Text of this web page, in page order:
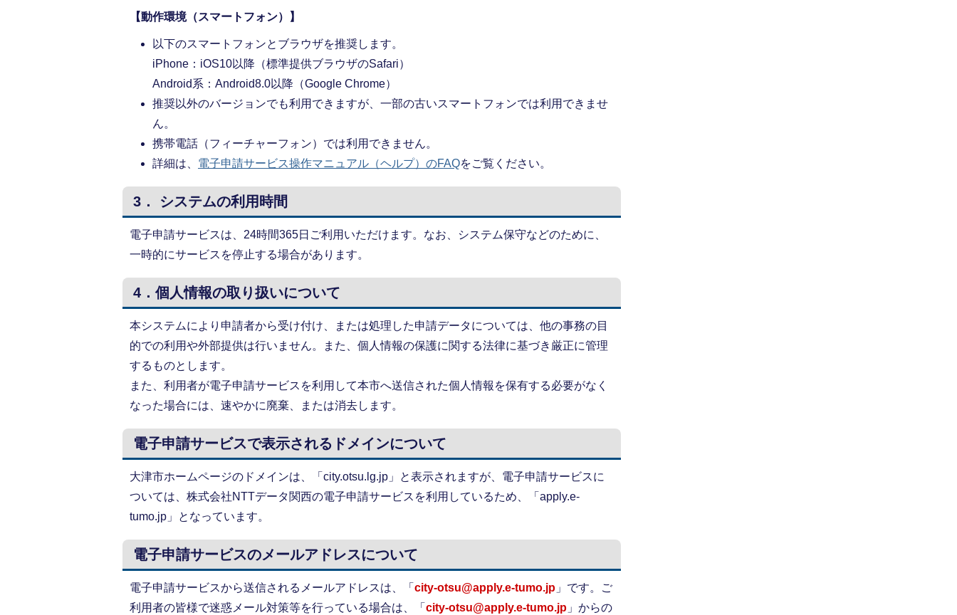
【動作環境（スマートフォン）】
以下のスマートフォンとブラウザを推奨します。
iPhone：iOS10以降（標準提供ブラウザのSafari）
Android系：Android8.0以降（Google Chrome）
推奨以外のバージョンでも利用できますが、一部の古いスマートフォンでは利用できませ
ん。
携帯電話（フィーチャーフォン）では利用できません。
詳細は、 電子申請サービス操作マニュアル（ヘルプ）のFAQをご覧ください。
3． システムの利用時間
電子申請サービスは、24時間365日ご利用いただけます。なお、システム保守などのために、
一時的にサービスを停止する場合があります。
4．個人情報の取り扱いについて
本システムにより申請者から受け付け、または処理した申請データについては、他の事務の目
的での利用や外部提供は行いません。また、個人情報の保護に関する法律に基づき厳正に管理
するものとします。
また、利用者が電子申請サービスを利用して本市へ送信された個人情報を保有する必要がなく
なった場合には、速やかに廃棄、または消去します。
電子申請サービスで表示されるドメインについて
大津市ホームページのドメインは、「city.otsu.lg.jp」と表示されますが、電子申請サービスに
ついては、株式会社NTTデータ関西の電子申請サービスを利用しているため、「apply.e-
tumo.jp」となっています。
電子申請サービスのメールアドレスについて
電子申請サービスから送信されるメールアドレスは、「 city-otsu@apply.e-tumo.jp 」です。ご
利用者の皆様で迷惑メール対策等を行っている場合は、「 city-otsu@apply.e-tumo.jp 」からの